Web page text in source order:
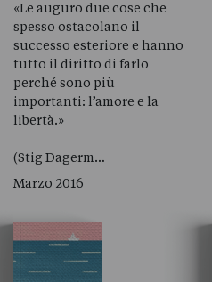
«Le auguro due cose che
spesso ostacolano il
successo esteriore e hanno
tutto il diritto di farlo
perché sono più
importanti: l’amore e la
libertà.»
(Stig Dagerm…
Marzo 2016